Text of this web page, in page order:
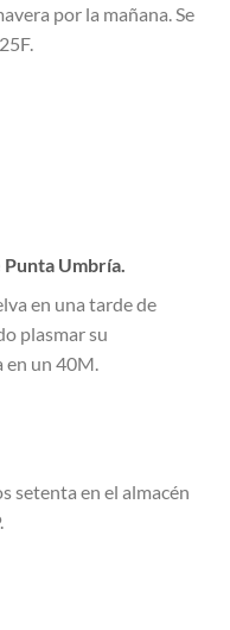
por la mañana. Se
Umbría.
en una tarde de
plasmar su
un 40M.
setenta en el almacén